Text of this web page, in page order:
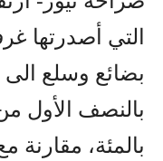
التي أصدرتها
بضائع وسلع الى
بالمئة، مقارنة